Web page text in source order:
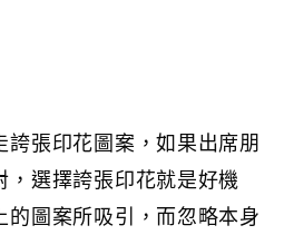
誇張印花圖案，如果出席朋
選擇誇張印花就是好機
圖案所吸引，而忽略本身